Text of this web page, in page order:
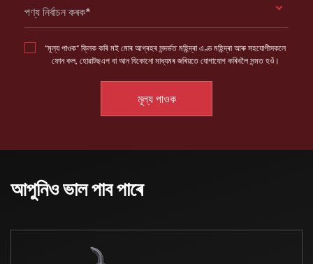
পণ্য নিৰ্বাচন কৰক*
“মূল্য পাওক” ক্লিক কৰি মই মোৰ আগ্ৰহৰ সন্দৰ্ভত মহিন্দ্ৰা এণ্ড মহিন্দ্ৰা আৰু সহযোগীসকলে
ফোন কল, হোৱাটছএপ বা আন যিকোনো মাধ্যমৰ জৰিয়তে যোগাযোগ কৰিবলৈ সন্মত হওঁ।
আপুনিও ভাল পাব পাৰে